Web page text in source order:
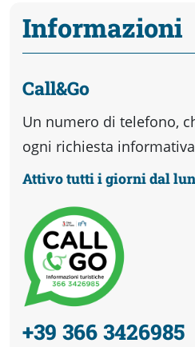
Informazioni
Call&Go
Un numero di telefono,
ogni richiesta
Attivo tutti i giorni dal
+39 366 3426985